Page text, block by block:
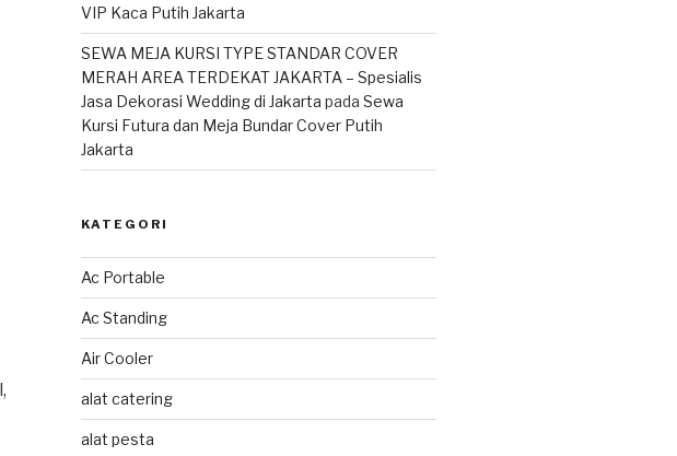
VIP Kaca Putih Jakarta
SEWA MEJA KURSI TYPE STANDAR COVER
MERAH AREA TERDEKAT JAKARTA – Spesialis
Jasa Dekorasi Wedding di Jakarta pada Sewa
Kursi Futura dan Meja Bundar Cover Putih
Jakarta
KATEGORI
Ac Portable
Ac Standing
Air Cooler
alat catering
alat pesta